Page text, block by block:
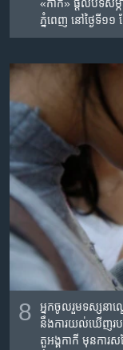
«កាកី»​ ផ្តល់បទសម្
ភ្នំពេញ​ នៅថ្ងៃ​ទី១
8
អ្នក​ចូលរួម​ទស្សនា​
នឹងការយល់ឃើញ​រ
តួអង្គកាកី មុន​ការ​ស